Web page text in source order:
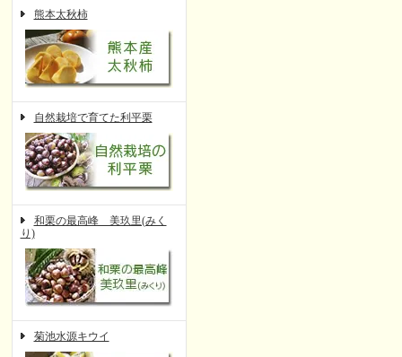
熊本太秋柿
自然栽培で育てた利平栗
和栗の最高峰 美玖里(みく
り)
菊池水源キウイ